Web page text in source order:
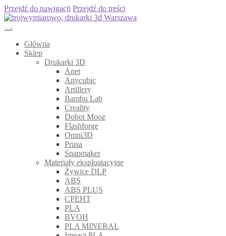
Przejdź do nawigacji Przejdź do treści
Główna
Sklep
Drukarki 3D
Anet
Anycubic
Artillery
Bambu Lab
Creality
Dobot Mooz
Flashforge
Omni3D
Prusa
Snapmaker
Materiały eksploatacyjne
Żywice DLP
ABS
ABS PLUS
CPEHT
PLA
BVOH
PLA MINERAL